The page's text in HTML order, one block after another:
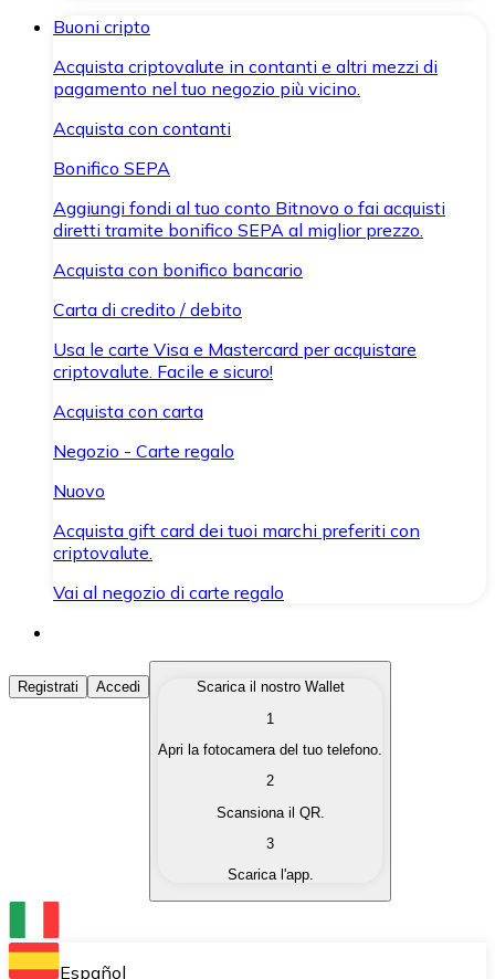
Buoni cripto
Acquista criptovalute in contanti e altri mezzi di
pagamento nel tuo negozio più vicino.
Acquista con contanti
Bonifico SEPA
Aggiungi fondi al tuo conto Bitnovo o fai acquisti
diretti tramite bonifico SEPA al miglior prezzo.
Acquista con bonifico bancario
Carta di credito / debito
Usa le carte Visa e Mastercard per acquistare
criptovalute. Facile e sicuro!
Acquista con carta
Negozio - Carte regalo
Nuovo
Acquista gift card dei tuoi marchi preferiti con
criptovalute.
Vai al negozio di carte regalo
Acquista Criptovalute
Acquista le criptovalute che ti interessano in modo
Converti le tue criptovalute in valuta fiat quando ne
Scambia una criptovaluta con un'altra
Conserva le tue cripto in un Wallet self-custodial.
Registrati Accedi
Scarica il nostro Wallet
1
Apri la fotocamera del tuo telefono.
2
Scansiona il QR.
3
Scarica l'app.
Español